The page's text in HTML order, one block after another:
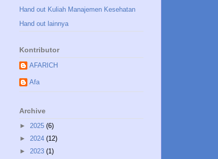
Hand out Kuliah Manajemen Kesehatan
Hand out lainnya
Kontributor
AFARICH
Afa
Archive
► 2025 (6)
► 2024 (12)
► 2023 (1)